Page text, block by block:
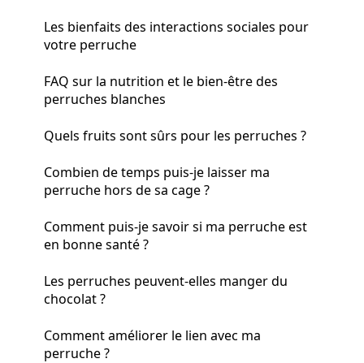
Les bienfaits des interactions sociales pour
votre perruche
FAQ sur la nutrition et le bien-être des
perruches blanches
Quels fruits sont sûrs pour les perruches ?
Combien de temps puis-je laisser ma
perruche hors de sa cage ?
Comment puis-je savoir si ma perruche est
en bonne santé ?
Les perruches peuvent-elles manger du
chocolat ?
Comment améliorer le lien avec ma
perruche ?